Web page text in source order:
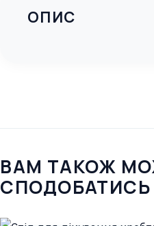
ОПИС
ВАМ ТАКОЖ
СПОДОБАТИСЬ